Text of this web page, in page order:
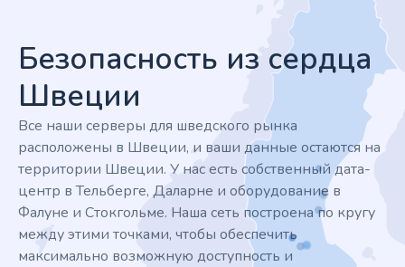
Безопасность из сердца
Швеции
Все наши серверы для шведского рынка
расположены в Швеции, и ваши данные остаются на
территории Швеции. У нас есть собственный дата-
центр в Тельберге, Даларне и оборудование в
Фалуне и Стокгольме. Наша сеть построена по кругу
между этими точками, чтобы обеспечить
максимально возможную доступность и